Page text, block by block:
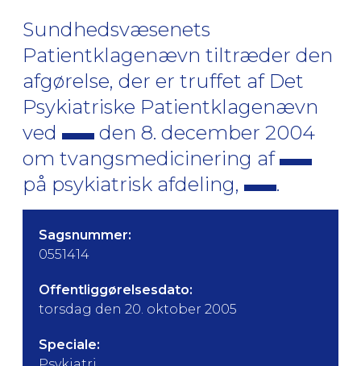
Sundhedsvæsenets
Patientklagenævn tiltræder den
afgørelse, der er truffet af Det
Psykiatriske Patientklagenævn
ved
den 8. december 2004
om tvangsmedicinering af
på psykiatrisk afdeling,
.
Sagsnummer:
0551414
Offentliggørelsesdato:
torsdag den 20. oktober 2005
Speciale: